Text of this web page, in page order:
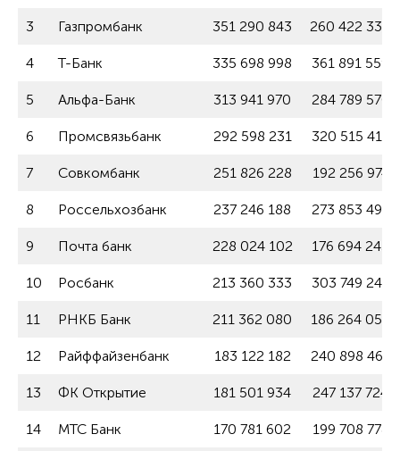
3 Газпромбанк 351 290 843 260 422 330
4 Т-Банк 335 698 998 361 891 559
5 Альфа-Банк 313 941 970 284 789 570
6 Промсвязьбанк 292 598 231 320 515 414
7 Совкомбанк 251 826 228 192 256 974
8 Россельхозбанк 237 246 188 273 853 496
9 Почта банк 228 024 102 176 694 243
10 Росбанк 213 360 333 303 749 246
11 РНКБ Банк 211 362 080 186 264 059
12 Райффайзенбанк 183 122 182 240 898 465
13 ФК Открытие 181 501 934 247 137 724
14 МТС Банк 170 781 602 199 708 778